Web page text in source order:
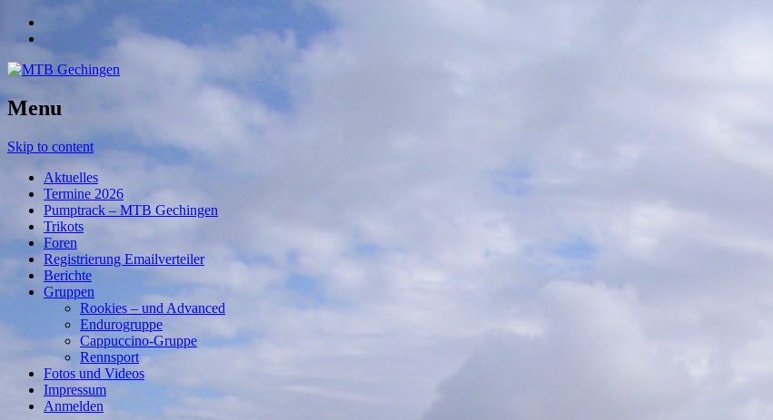
Menu
Skip to content
Aktuelles
Termine 2026
Pumptrack – MTB Gechingen
Trikots
Foren
Registrierung Emailverteiler
Berichte
Gruppen
Rookies – und Advanced
Endurogruppe
Cappuccino-Gruppe
Rennsport
Fotos und Videos
Impressum
Anmelden